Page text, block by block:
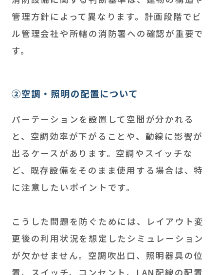
管理方針によって異なります。計画段階でビ
ル管理会社や所轄の消防署への確認が重要で
す。
②空調・照明の配置について
パーテーションを設置して空間が分かれる
と、空調効率が下がることや、動線に影響が
出るケースがあります。空調やスイッチな
ど、既存設備をそのまま使用する場合は、特
に注意したいポイントです。
こうした問題を防ぐためには、レイアウト変
更後の利用状況を想定したシミュレーション
が欠かせません。空調吹出口、照明器具の位
置、スイッチ、コンセント、LAN配線の配置